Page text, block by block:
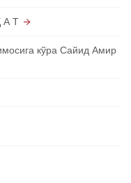
А Т
кўра Сайид Амир